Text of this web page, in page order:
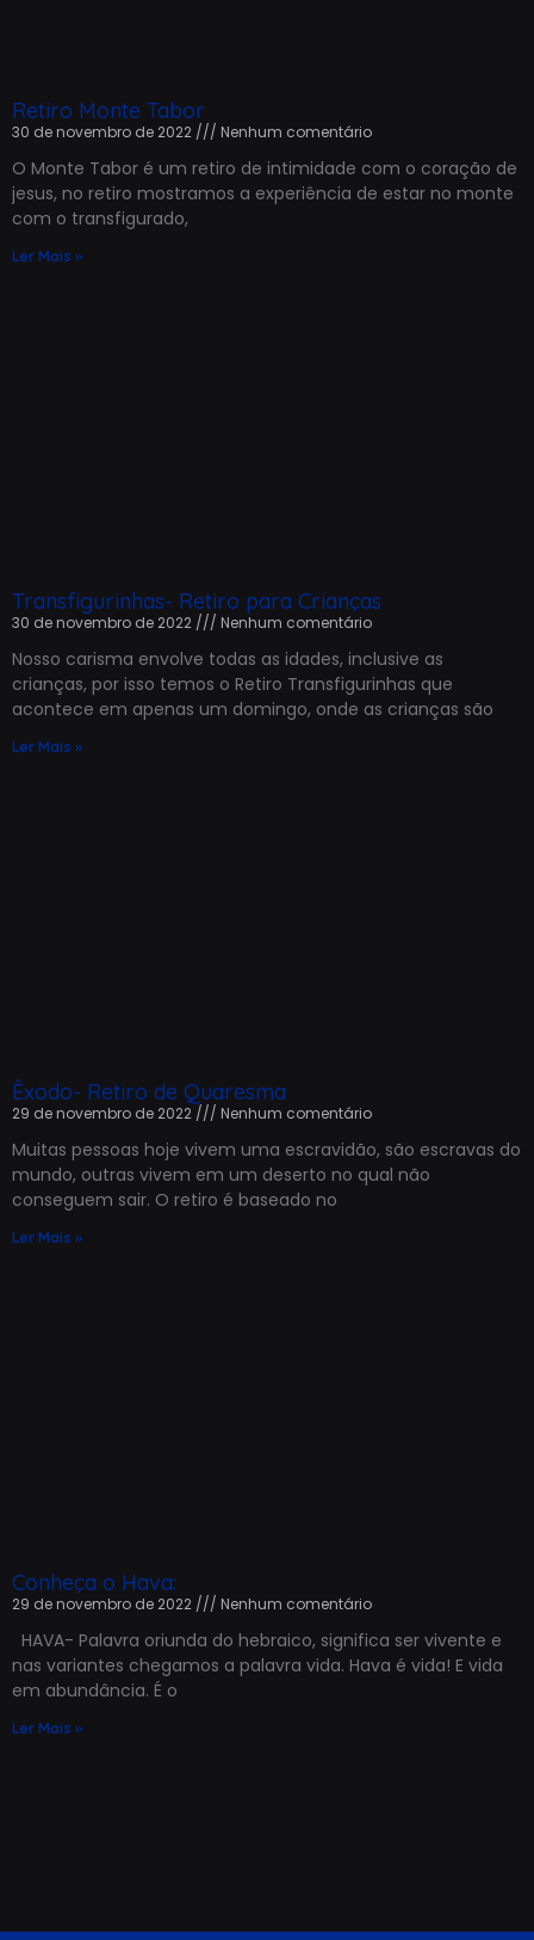
Retiro Monte Tabor
30 de novembro de 2022 Nenhum comentário
O Monte Tabor é um retiro de intimidade com o coração de
jesus, no retiro mostramos a experiência de estar no monte
com o transfigurado,
Ler Mais »
Transfigurinhas- Retiro para Crianças
30 de novembro de 2022 Nenhum comentário
Nosso carisma envolve todas as idades, inclusive as
crianças, por isso temos o Retiro Transfigurinhas que
acontece em apenas um domingo, onde as crianças são
Ler Mais »
Êxodo- Retiro de Quaresma
29 de novembro de 2022 Nenhum comentário
Muitas pessoas hoje vivem uma escravidão, são escravas do
mundo, outras vivem em um deserto no qual não
conseguem sair. O retiro é baseado no
Ler Mais »
Conheça o Hava:
29 de novembro de 2022 Nenhum comentário
HAVA- Palavra oriunda do hebraico, significa ser vivente e
nas variantes chegamos a palavra vida. Hava é vida! E vida
em abundância. É o
Ler Mais »